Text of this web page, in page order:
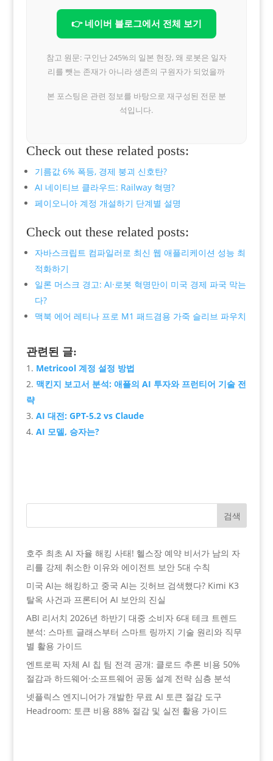
👉 네이버 블로그에서 전체 보기
참고 원문: 구인난 245%의 일본 현장, 왜 로봇은 일자
리를 뺏는 존재가 아니라 생존의 구원자가 되었을까
본 포스팅은 관련 정보를 바탕으로 재구성된 전문 분
석입니다.
Check out these related posts:
기름값 6% 폭등, 경제 붕괴 신호탄?
AI 네이티브 클라우드: Railway 혁명?
페이오니아 계정 개설하기 단계별 설명
Check out these related posts:
자바스크립트 컴파일러로 최신 웹 애플리케이션 성능 최
적화하기
일론 머스크 경고: AI·로봇 혁명만이 미국 경제 파국 막는
다?
맥북 에어 레티나 프로 M1 패드겸용 가죽 슬리브 파우치
관련된 글:
Metricool 계정 설정 방법
맥킨지 보고서 분석: 애플의 AI 투자와 프런티어 기술 전
략
AI 대전: GPT-5.2 vs Claude
AI 모델, 승자는?
검색
호주 최초 AI 자율 해킹 사태! 헬스장 예약 비서가 남의 자
리를 강제 취소한 이유와 에이전트 보안 5대 수칙
미국 AI는 해킹하고 중국 AI는 깃허브 검색했다? Kimi K3
탈옥 사건과 프론티어 AI 보안의 진실
ABI 리서치 2026년 하반기 대중 소비자 6대 테크 트렌드
분석: 스마트 글래스부터 스마트 링까지 기술 원리와 직무
별 활용 가이드
엔트로픽 자체 AI 칩 팀 전격 공개: 클로드 추론 비용 50%
절감과 하드웨어·소프트웨어 공동 설계 전략 심층 분석
넷플릭스 엔지니어가 개발한 무료 AI 토큰 절감 도구
Headroom: 토큰 비용 88% 절감 및 실전 활용 가이드